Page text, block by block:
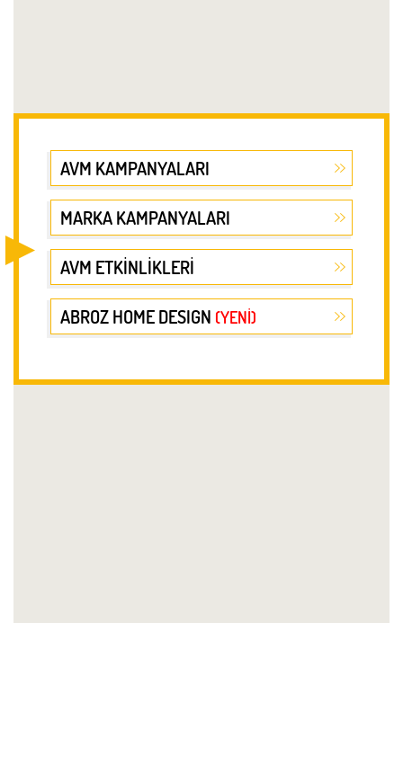
AVM KAMPANYALARI
MARKA KAMPANYALARI
AVM ETKİNLİKLERİ
ABROZ HOME DESIGN (YENİ)